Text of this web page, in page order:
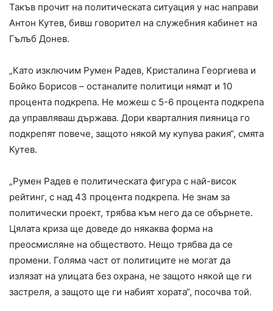
Такъв прочит на политическата ситуация у нас направи
Антон Кутев, бивш говорител на служебния кабинет на
Гълъб Донев.
„Като изключим Румен Радев, Кристалина Георгиева и
Бойко Борисов – останалите политици нямат и 10
процента подкрепа. Не можеш с 5-6 процента подкрепа
да управляваш държава. Дори кварталния пияница го
подкрепят повече, защото някой му купува ракия“, смята
Кутев.
„Румен Радев е политическата фигура с най-висок
рейтинг, с над 43 процента подкрепа. Не знам за
политически проект, трябва към него да се обърнете.
Цялата криза ще доведе до някаква форма на
преосмисляне на обществото. Нещо трябва да се
промени. Голяма част от политиците не могат да
излязат на улицата без охрана, не защото някой ще ги
застреля, а защото ще ги набият хората“, посочва той.